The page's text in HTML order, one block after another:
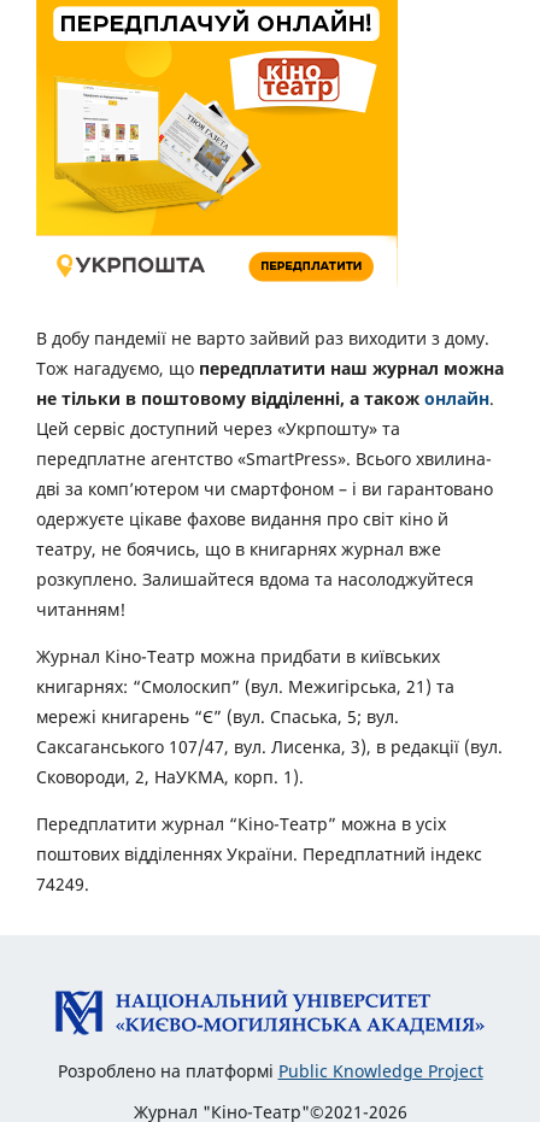
В добу пандемії не варто зайвий раз виходити з дому.
Тож нагадуємо, що передплатити наш журнал можна
не тільки в поштовому відділенні, а також онлайн.
Цей сервіс доступний через «Укрпошту» та
передплатне агентство «SmartPress». Всього хвилина-
дві за комп’ютером чи смартфоном – і ви гарантовано
одержуєте цікаве фахове видання про світ кіно й
театру, не боячись, що в книгарнях журнал вже
розкуплено. Залишайтеся вдома та насолоджуйтеся
читанням!
Журнал Кіно-Театр можна придбати в київських
книгарнях: “Смолоскип” (вул. Межигірська, 21) та
мережі книгарень “Є” (вул. Спаська, 5; вул.
Саксаганського 107/47, вул. Лисенка, 3), в редакції (вул.
Сковороди, 2, НаУКМА, корп. 1).
Передплатити журнал “Кіно-Театр” можна в усіх
поштових відділеннях України. Передплатний індекс
74249.
Розроблено на платформі Public Knowledge Project
Журнал "Кіно-Театр"©2021-2026